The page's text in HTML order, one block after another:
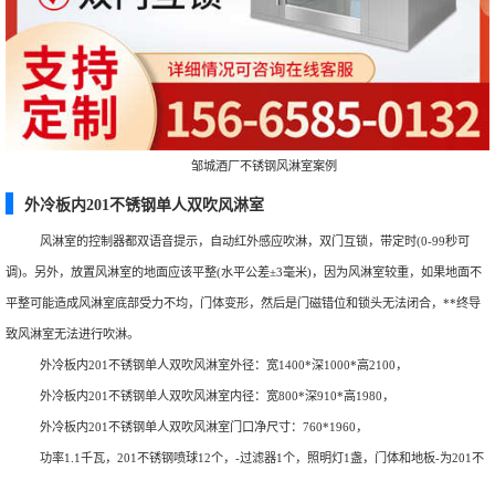
邹城酒厂不锈钢风淋室案例
外冷板内201不锈钢单人双吹风淋室
风淋室的控制器都双语音提示，自动红外感应吹淋，双门互锁，带定时(0-99秒可
调)。另外，放置风淋室的地面应该平整(水平公差±3毫米)，因为风淋室较重，如果地面不
平整可能造成风淋室底部受力不均，门体变形，然后是门磁错位和锁头无法闭合，**终导
致风淋室无法进行吹淋。
外冷板内201不锈钢单人双吹风淋室外径：宽1400*深1000*高2100，
外冷板内201不锈钢单人双吹风淋室内径：宽800*深910*高1980，
外冷板内201不锈钢单人双吹风淋室门口净尺寸：760*1960，
功率1.1千瓦，201不锈钢喷球12个，-过滤器1个，照明灯1盏，门体和地板-为201不